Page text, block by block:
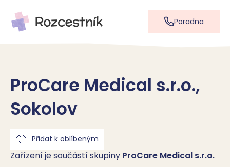
Poradna
ProCare Medical s.r.o.,
Sokolov
Přidat k oblíbeným
Zařízení je součástí skupiny ProCare Medical s.r.o.